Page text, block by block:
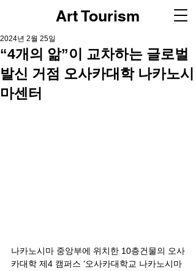
Art Tourism
“4개의 앎”이 교차하는 글로벌
발신 거점 오사카대학 나카노시
마센터
2024년 2월 25일
나카노시마 중앙부에 위치한 10층건물의 오사
카대학 제4 캠퍼스 ‘오사카대학교 나카노시마